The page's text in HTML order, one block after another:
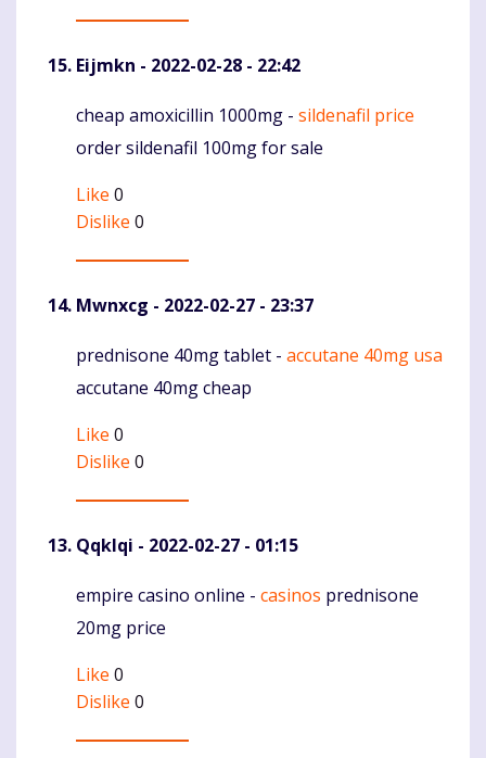
Eijmkn - 2022-02-28 - 22:42
Komentaras
cheap amoxicillin 1000mg - sildenafil price
order sildenafil 100mg for sale
Like 0
Dislike 0
Mwnxcg - 2022-02-27 - 23:37
Komentaras
prednisone 40mg tablet - accutane 40mg usa
accutane 40mg cheap
Like 0
Dislike 0
Qqklqi - 2022-02-27 - 01:15
Komentaras
empire casino online - casinos prednisone
20mg price
Like 0
Dislike 0